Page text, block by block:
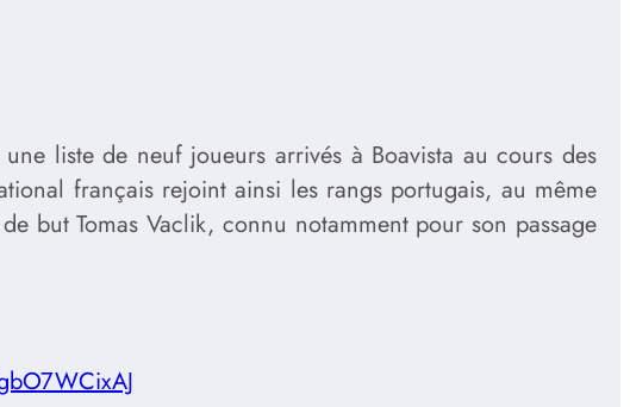
liste de neuf joueurs arrivés à Boavista au cours des
français rejoint ainsi les rangs portugais, au même
but Tomas Vaclik, connu notamment pour son passage